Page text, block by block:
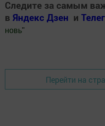
Следите за самым
в Яндекс Дзен и
новь"
Перейти на